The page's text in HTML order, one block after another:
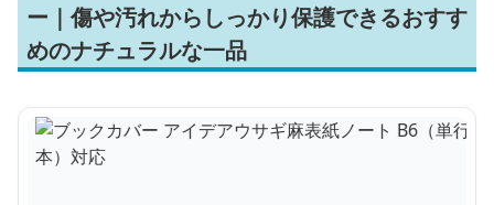
ー｜傷や汚れからしっかり保護できるおすす
めのナチュラルな一品